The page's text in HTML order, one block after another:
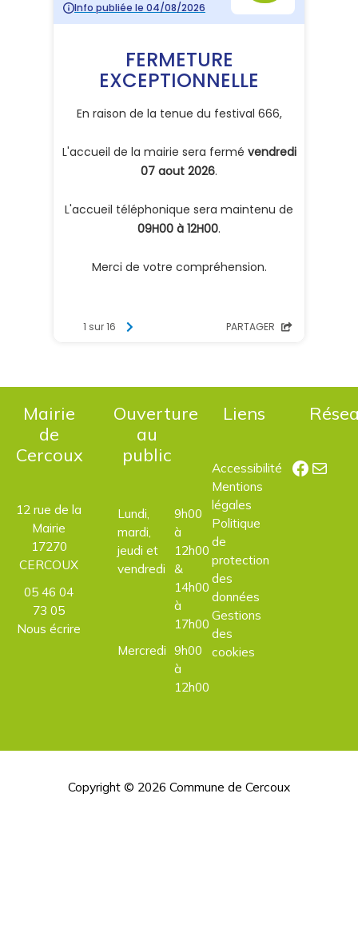
Mairie
de
Cercoux
12 rue de la
Mairie
17270
CERCOUX
05 46 04
73 05
Nous écrire
Ouverture
au
public
Lundi,
mardi,
jeudi et
vendredi
9h00
à
12h00
&
14h00
à
17h00
Mercredi 9h00
à
12h00
Liens
Accessibilité
Mentions
légales
Politique
de
protection
des
données
Gestions
des
cookies
E-mail
Copyright © 2026 Commune de Cercoux